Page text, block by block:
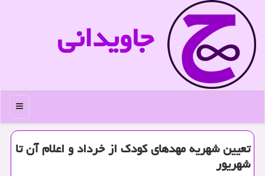
جاویدانی
منو
تعیین شهریه مهدهای کودک از خرداد و اعلام آن تا
شهریور